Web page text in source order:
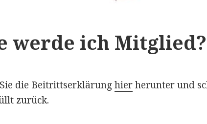
werde ich Mitglied?
die Beitrittserklärunghierherunter und
zurück.